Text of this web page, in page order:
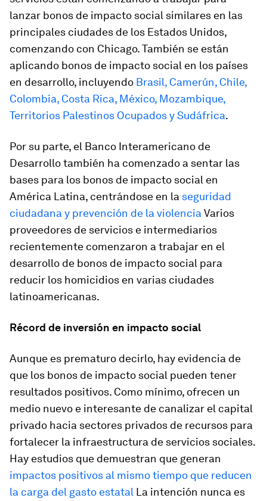
lanzar bonos de impacto social similares en las
principales ciudades de los Estados Unidos,
comenzando con Chicago. También se están
aplicando bonos de impacto social en los países
en desarrollo, incluyendo Brasil, Camerún, Chile,
Colombia, Costa Rica, México, Mozambique,
Territorios Palestinos Ocupados y Sudáfrica.
Por su parte, el Banco Interamericano de
Desarrollo también ha comenzado a sentar las
bases para los bonos de impacto social en
América Latina, centrándose en la seguridad
ciudadana y prevención de la violencia Varios
proveedores de servicios e intermediarios
recientemente comenzaron a trabajar en el
desarrollo de bonos de impacto social para
reducir los homicidios en varias ciudades
latinoamericanas.
Récord de inversión en impacto social
Aunque es prematuro decirlo, hay evidencia de
que los bonos de impacto social pueden tener
resultados positivos. Como mínimo, ofrecen un
medio nuevo e interesante de canalizar el capital
privado hacia sectores privados de recursos para
fortalecer la infraestructura de servicios sociales.
Hay estudios que demuestran que generan
impactos positivos al mismo tiempo que reducen
la carga del gasto estatal La intención nunca es